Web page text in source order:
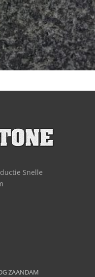
Snelle
ZAANDAM